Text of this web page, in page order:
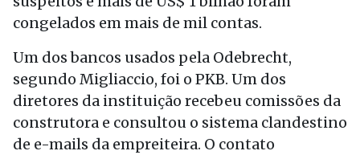
congelados em mais de mil contas.
Um dos bancos usados pela Odebrecht,
segundo Migliaccio, foi o PKB. Um dos
diretores da instituição recebeu comissões da
construtora e consultou o sistema clandestino
de e-mails da empreiteira. O contato